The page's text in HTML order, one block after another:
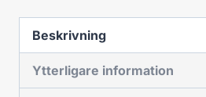
Beskrivning
Ytterligare information